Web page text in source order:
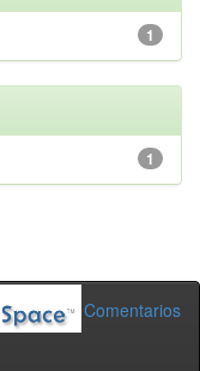
1
1
Comentarios